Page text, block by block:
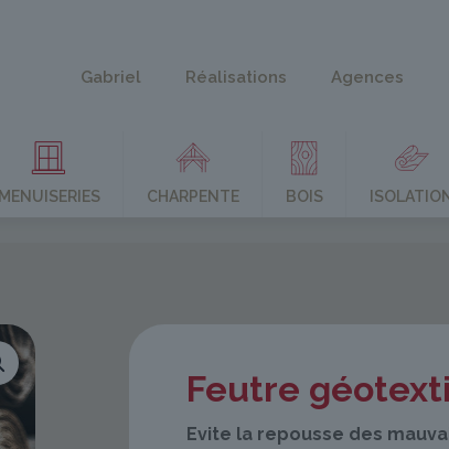
Gabriel Réalisations Agences
MENUISERIES CHARPENTE BOIS ISOLATION
Feutre
Evite la repousse des